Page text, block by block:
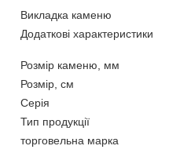
Викладка каменю
Додаткові характеристики
Розмір каменю, мм
Розмір, см
Серія
Тип продукції
торговельна марка